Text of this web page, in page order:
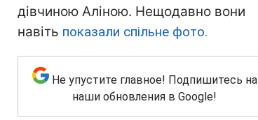
дівчиною Аліною. Нещодавно вони
навіть показали спільне фото.
Не упустите главное! Подпишитесь на
наши обновления в Google!